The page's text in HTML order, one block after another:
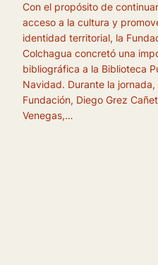
Con el propósito de
acceso a la cultura y
identidad territorial, la
Colchagua concretó una
bibliográfica a la Biblioteca
Navidad. Durante la
Fundación, Diego Grez
Venegas,…